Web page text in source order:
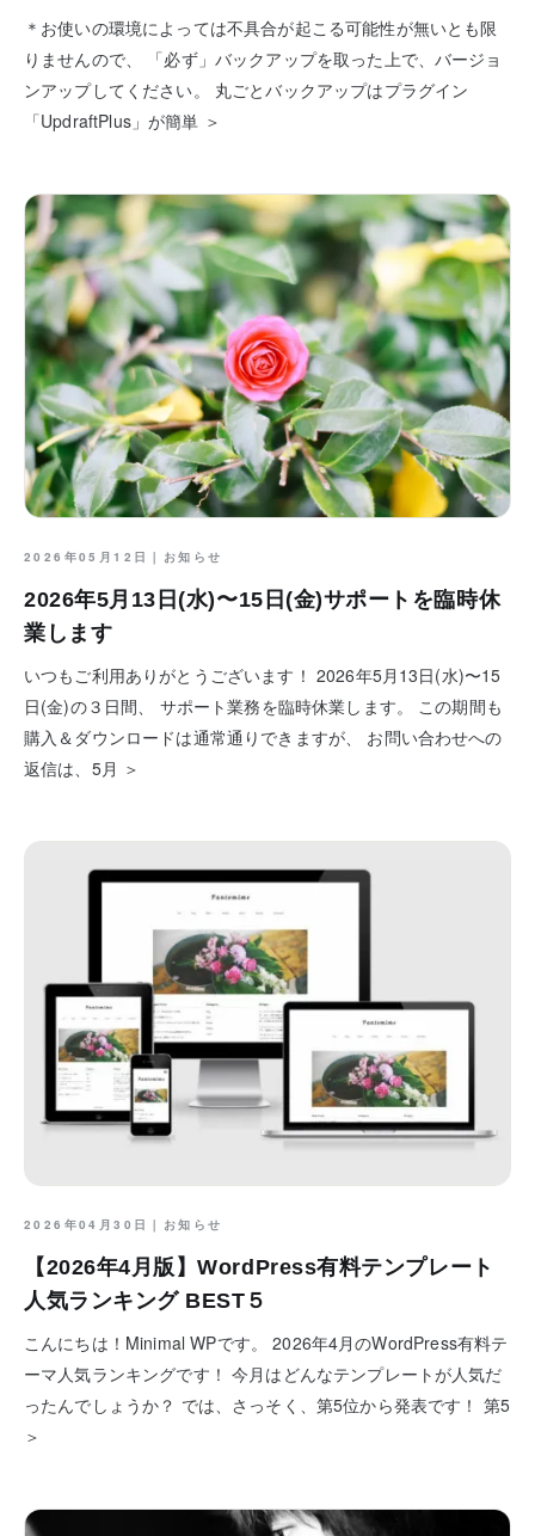
＊お使いの環境によっては不具合が起こる可能性が無いとも限
りませんので、 「必ず」バックアップを取った上で、バージョ
ンアップしてください。 丸ごとバックアップはプラグイン
「UpdraftPlus」が簡単 ＞
2026年05月12日｜ お知らせ
2026年5月13日(水)〜15日(金)サポートを臨時休
業します
いつもご利用ありがとうございます！ 2026年5月13日(水)〜15
日(金)の３日間、 サポート業務を臨時休業します。 この期間も
購入＆ダウンロードは通常通りできますが、 お問い合わせへの
返信は、5月 ＞
2026年04月30日｜ お知らせ
【2026年4月版】WordPress有料テンプレート
人気ランキング BEST５
こんにちは！Minimal WPです。 2026年4月のWordPress有料テ
ーマ人気ランキングです！ 今月はどんなテンプレートが人気だ
ったんでしょうか？ では、さっそく、第5位から発表です！ 第5
＞